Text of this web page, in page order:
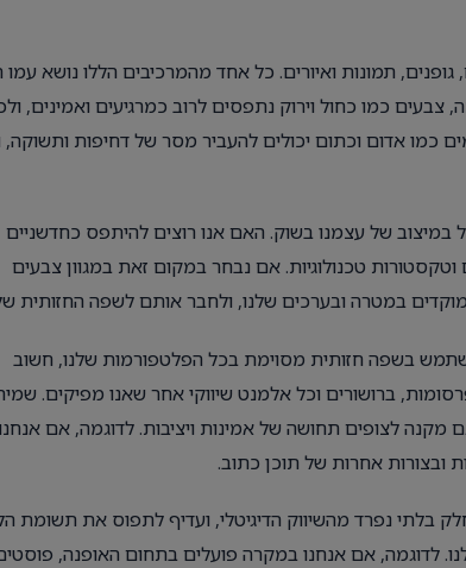
תמונות ואיורים. כל אחד מהמרכיבים הללו נושא עמו
כמו כחול וירוק נתפסים לרוב כמרגיעים ואמינים,
כמו אדום וכתום יכולים להעביר מסר של דחיפות ותשוקה,
במיצוב של עצמנו בשוק. האם אנו רוצים להיתפס כחדשניים
וטקסטורות טכנולוגיות. אם נבחר במקום זאת במגוון צבעים
במטרה ובערכים שלנו, ולחבר אותם לשפה החזותית
בשפה חזותית מסוימת בכל הפלטפורמות שלנו, חשוב
ברושורים וכל אלמנט שיווקי אחר שאנו מפיקים.
לצופים תחושה של אמינות ויציבות. לדוגמה, אם
אחרות של תוכן כתוב.
בלתי נפרד מהשיווק הדיגיטלי, ועדיף לתפוס את תשומת
לדוגמה, אם אנחנו במקרה פועלים בתחום האופנה,